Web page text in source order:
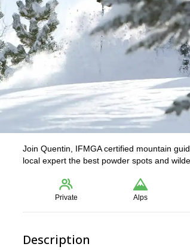
Join Quentin, IFMGA certified mountain
local expert the best powder spots and
Private Alps
Description